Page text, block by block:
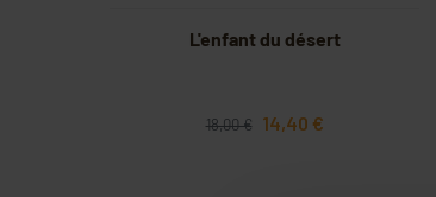
L'enfant du désert
18,00 € 14,40 €